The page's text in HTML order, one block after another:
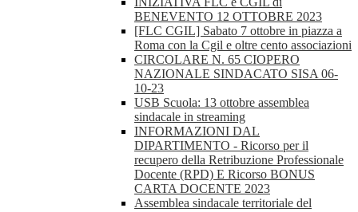
BENEVENTO 12 OTTOBRE 2023
[FLC CGIL] Sabato 7 ottobre in piazza a
Roma con la Cgil e oltre cento associazioni
CIRCOLARE N. 65 CIOPERO
NAZIONALE SINDACATO SISA 06-
10-23
USB Scuola: 13 ottobre assemblea
sindacale in streaming
INFORMAZIONI DAL
DIPARTIMENTO - Ricorso per il
recupero della Retribuzione Professionale
Docente (RPD) E Ricorso BONUS
CARTA DOCENTE 2023
Assemblea sindacale territoriale del